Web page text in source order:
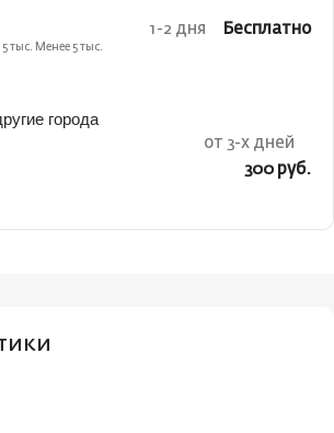
5 тыс. Менее 5 тыс.
1-2 дня Бесплатно
города
от 3-х дней
300 руб.